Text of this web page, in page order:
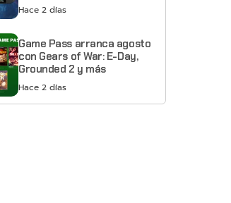
Hace 2 días
Game Pass arranca agosto
con Gears of War: E-Day,
Grounded 2 y más
Hace 2 días